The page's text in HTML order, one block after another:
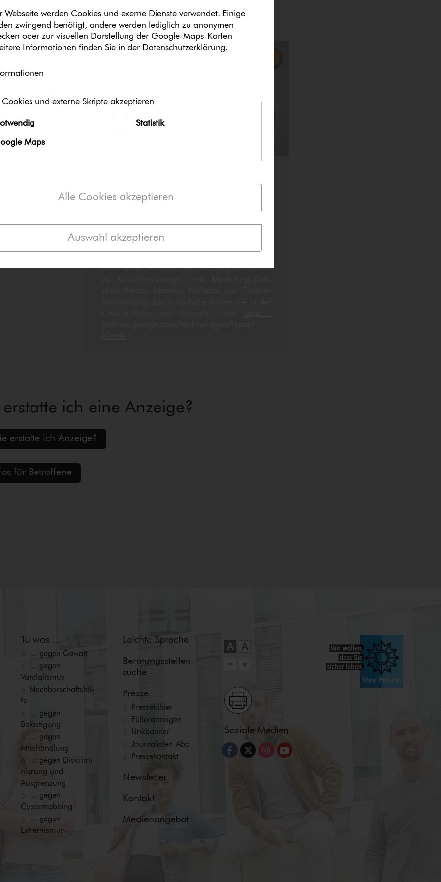
Webseite werden Cookies und exerne Dienste verwendet. Einige
zwingend benötigt, andere werden lediglich zu anonymen
oder zur visuellen Darstellung der Google-Maps-Karten
Informationen finden Sie in der Datenschutzerklärung.
Cookies und externe Skripte akzeptieren
Statistik
Maps
Alle Cookies akzeptieren
Auswahl akzeptieren
Setzen von You­Tube-Coo­kies solange
blockiert, bis ein aktiver Klick auf die
Wiedergabe erfolgt. Mit Klick auf den Wie­
der­ga­be-But­ton erteilen Sie Ihre Einwilligung
darin, dass YouTube auf dem von Ihnen
auch einer Analyse des Nut­zungs­ver­hal­tens
ich eine Anzeige?
erstatte ich Anzeige?
für Betroffene
Tu was ...
... gegen Gewalt
... gegen
Vandalismus
Nach­bar­schafts­hil­
fe
... gegen
Belästigung
... gegen
Misshandlung
... gegen Dis­kri­mi­
nie­rung und
Ausgrenzung
... gegen
Cybermobbing
... gegen
Extremismus
Leichte Sprache
Beratungs­stellen­
suche
Presse
Pressebilder
Fül­ler­an­zei­gen
Linkbanner
Jour­na­lis­ten-Abo
Pressekontakt
Newsletter
Kontakt
Medienangebot
Soziale Medien